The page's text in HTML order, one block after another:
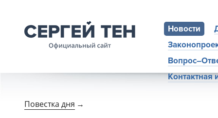
Новости
Повестка дня →